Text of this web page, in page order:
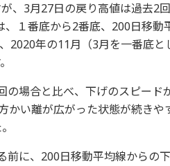
、3月27日の戻り高値は過去2
、１番底から2番底、200日移
2020年の11月（3月を一番底
の場合と比べ、下げのスピード
かい離が広がった状態が続き
前に、200日移動平均線からの